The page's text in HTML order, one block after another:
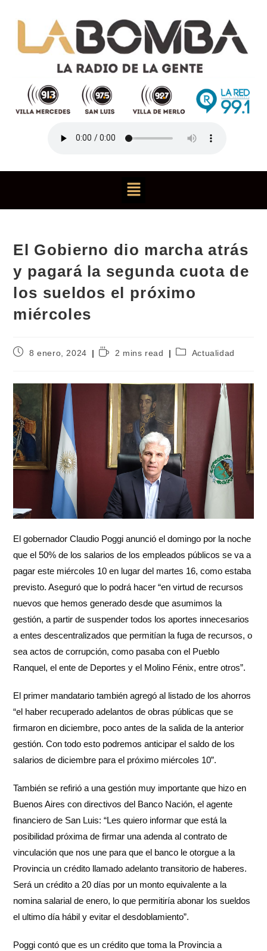
El Gobierno dio marcha atrás
y pagará la segunda cuota de
los sueldos el próximo
miércoles
8 enero, 2024 2 mins read Actualidad
El gobernador Claudio Poggi anunció el domingo por la noche
que el 50% de los salarios de los empleados públicos se va a
pagar este miércoles 10 en lugar del martes 16, como estaba
previsto. Aseguró que lo podrá hacer “en virtud de recursos
nuevos que hemos generado desde que asumimos la
gestión, a partir de suspender todos los aportes innecesarios
a entes descentralizados que permitían la fuga de recursos, o
sea actos de corrupción, como pasaba con el Pueblo
Ranquel, el ente de Deportes y el Molino Fénix, entre otros”.
El primer mandatario también agregó al listado de los ahorros
“el haber recuperado adelantos de obras públicas que se
firmaron en diciembre, poco antes de la salida de la anterior
gestión. Con todo esto podremos anticipar el saldo de los
salarios de diciembre para el próximo miércoles 10”.
También se refirió a una gestión muy importante que hizo en
Buenos Aires con directivos del Banco Nación, el agente
financiero de San Luis: “Les quiero informar que está la
posibilidad próxima de firmar una adenda al contrato de
vinculación que nos une para que el banco le otorgue a la
Provincia un crédito llamado adelanto transitorio de haberes.
Será un crédito a 20 días por un monto equivalente a la
nomina salarial de enero, lo que permitiría abonar los sueldos
el ultimo día hábil y evitar el desdoblamiento”.
Poggi contó que es un crédito que toma la Provincia a